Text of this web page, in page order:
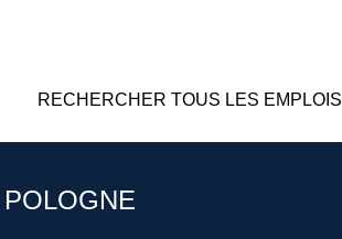
RECHERCHER TOUS LES EMPLOIS